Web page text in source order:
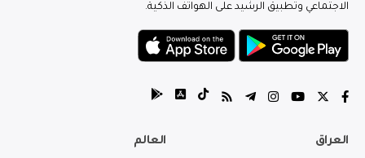
الاجتماعي وتطبيق الرشيد على الهواتف الذكية.
العراق العالم